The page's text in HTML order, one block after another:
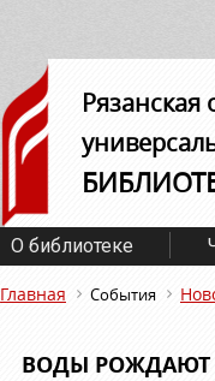
Рязанская
О библиотеке
Главная События
ВОДЫ РОЖДАЮТ